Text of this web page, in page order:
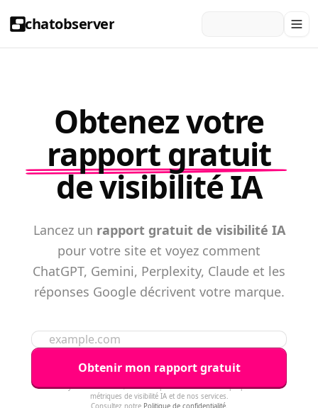
chatobserver
Obtenez votre
rapport gratuit
de visibilité IA
Lancez un rapport gratuit de visibilité IA
pour votre site et voyez comment
ChatGPT, Gemini, Perplexity, Claude et les
réponses Google décrivent votre marque.
Obtenir mon rapport gratuit
En envoyant le formulaire, vous acceptez d’être contacté à propos de vos
métriques de visibilité IA et de nos services.